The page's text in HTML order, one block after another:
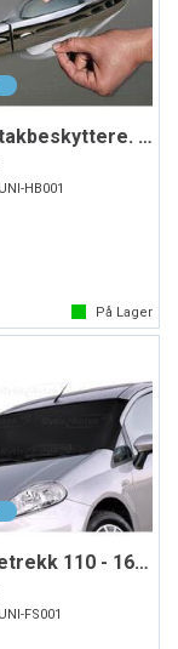
Dørhåndtakbeskyttere. Folie. PPF
HB001
På Lager
Frontrutetrekk 110 - 160 x 75 cm
FS001